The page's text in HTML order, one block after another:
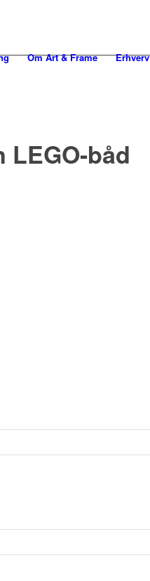
Om Art & Frame Erhverv
LEGO-båd